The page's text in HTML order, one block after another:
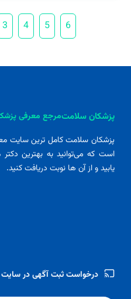
3 4 5 6
پزشکان سلامتمرجع معرفی
پزشکان سلامت کامل ترین سایت
است که می‌توانید به بهترین
یابید و از آن ها نوبت دریافت کنید.
درخواست ثبت آگهی در سایت